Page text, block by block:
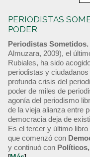
PERIODISTAS
PODER
Periodistas
Almuzara, 2009), el
Rubiales, ha sido
periodistas y
profunda crisis del
poder de miles de
agonía del periodismo
de la vieja alianza entre
democracia deja de
Es el tercer y último
que comenzó con
y continuó con